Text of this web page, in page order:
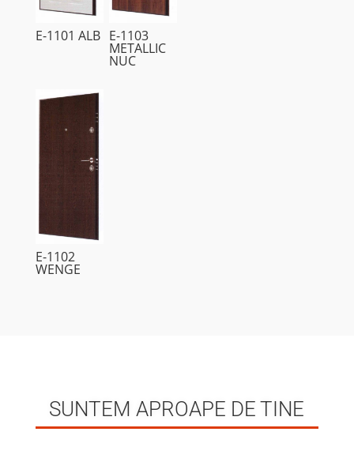
E-1101 ALB E-1103
METALLIC
NUC
E-1102
WENGE
SUNTEM APROAPE DE TINE